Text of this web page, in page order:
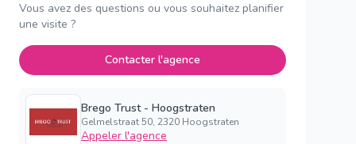
Vous avez des questions ou vous souhaitez planifier
une visite ?
Contacter l'agence
Brego Trust - Hoogstraten
Gelmelstraat 50, 2320 Hoogstraten
Appeler l'agence